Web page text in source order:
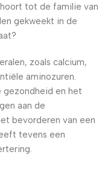
tot de familie van
gekweekt in de
zoals calcium,
aminozuren.
gezondheid en het
aan de
bevorderen van een
tevens een